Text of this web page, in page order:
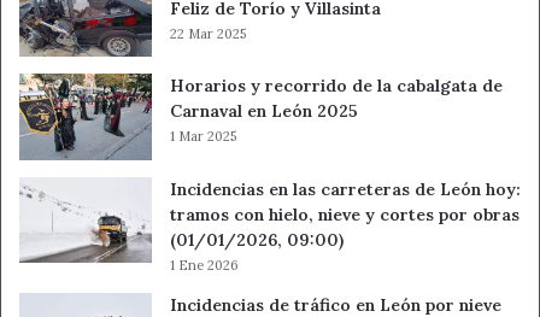
Feliz de Torío y Villasinta
22 Mar 2025
Horarios y recorrido de la cabalgata de
Carnaval en León 2025
1 Mar 2025
Incidencias en las carreteras de León hoy:
tramos con hielo, nieve y cortes por obras
(01/01/2026, 09:00)
1 Ene 2026
Incidencias de tráfico en León por nieve